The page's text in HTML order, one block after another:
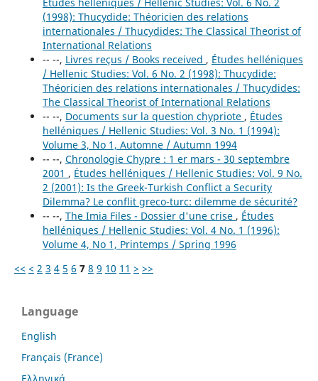
Études helléniques / Hellenic Studies: Vol. 6 No. 2
(1998): Thucydide: Théoricien des relations
internationales / Thucydides: The Classical Theorist of
International Relations
-- --, Livres reçus / Books received , Études helléniques
/ Hellenic Studies: Vol. 6 No. 2 (1998): Thucydide:
Théoricien des relations internationales / Thucydides:
The Classical Theorist of International Relations
-- --, Documents sur la question chypriote , Études
helléniques / Hellenic Studies: Vol. 3 No. 1 (1994):
Volume 3, No 1, Automne / Autumn 1994
-- --, Chronologie Chypre : 1 er mars - 30 septembre
2001 , Études helléniques / Hellenic Studies: Vol. 9 No.
2 (2001): Is the Greek-Turkish Conflict a Security
Dilemma? Le conflit greco-turc: dilemme de sécurité?
-- --, The Imia Files - Dossier d'une crise , Études
helléniques / Hellenic Studies: Vol. 4 No. 1 (1996):
Volume 4, No 1, Printemps / Spring 1996
<< < 2 3 4 5 6 7 8 9 10 11 > >>
Language
English
Français (France)